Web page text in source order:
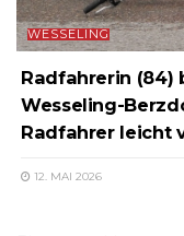
WESSELING
Radfahrerin (84)
Wesseling-
Radfahrer leicht
12. MAI 2026